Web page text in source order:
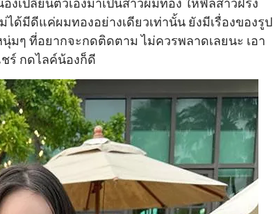
ได้มีดีแค่ผมทองอย่างเดียวเท่านั้น ยังมีเรื่องของรูป
มๆ ที่อยากจะกดติดตาม ไม่ควรพลาดเลยนะ เอา
ร์ กดไลค์น้องก็ดี